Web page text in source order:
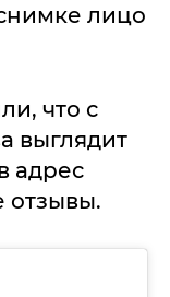
лицо
что с
выглядит
адрес
отзывы.